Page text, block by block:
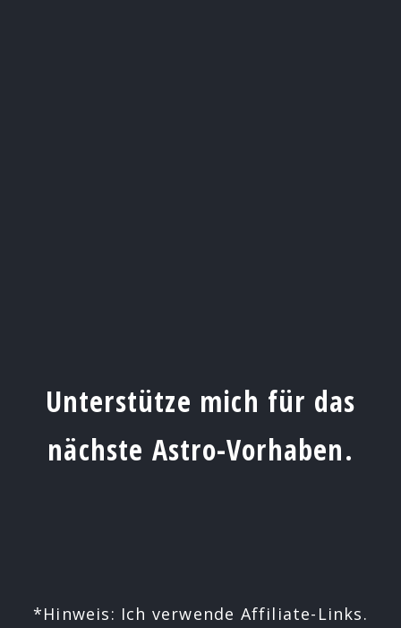
Unterstütze mich für das
nächste Astro-Vorhaben.
*Hinweis: Ich verwende Affiliate-Links.